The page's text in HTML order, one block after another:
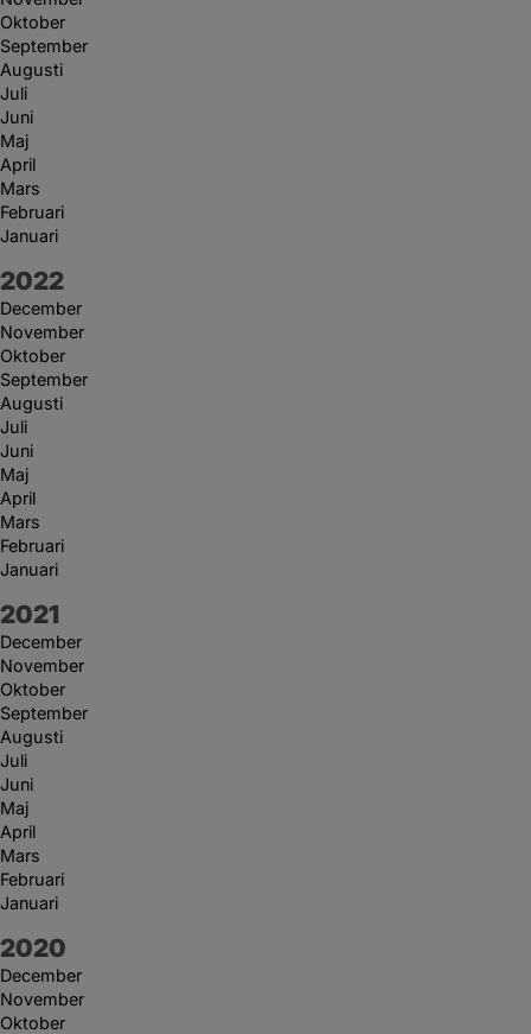
Oktober
September
Augusti
Juli
Juni
Maj
April
Mars
Februari
Januari
År:
2022
December
November
Oktober
September
Augusti
Juli
Juni
Maj
April
Mars
Februari
Januari
År:
2021
December
November
Oktober
September
Augusti
Juli
Juni
Maj
April
Mars
Februari
Januari
År:
2020
December
November
Oktober